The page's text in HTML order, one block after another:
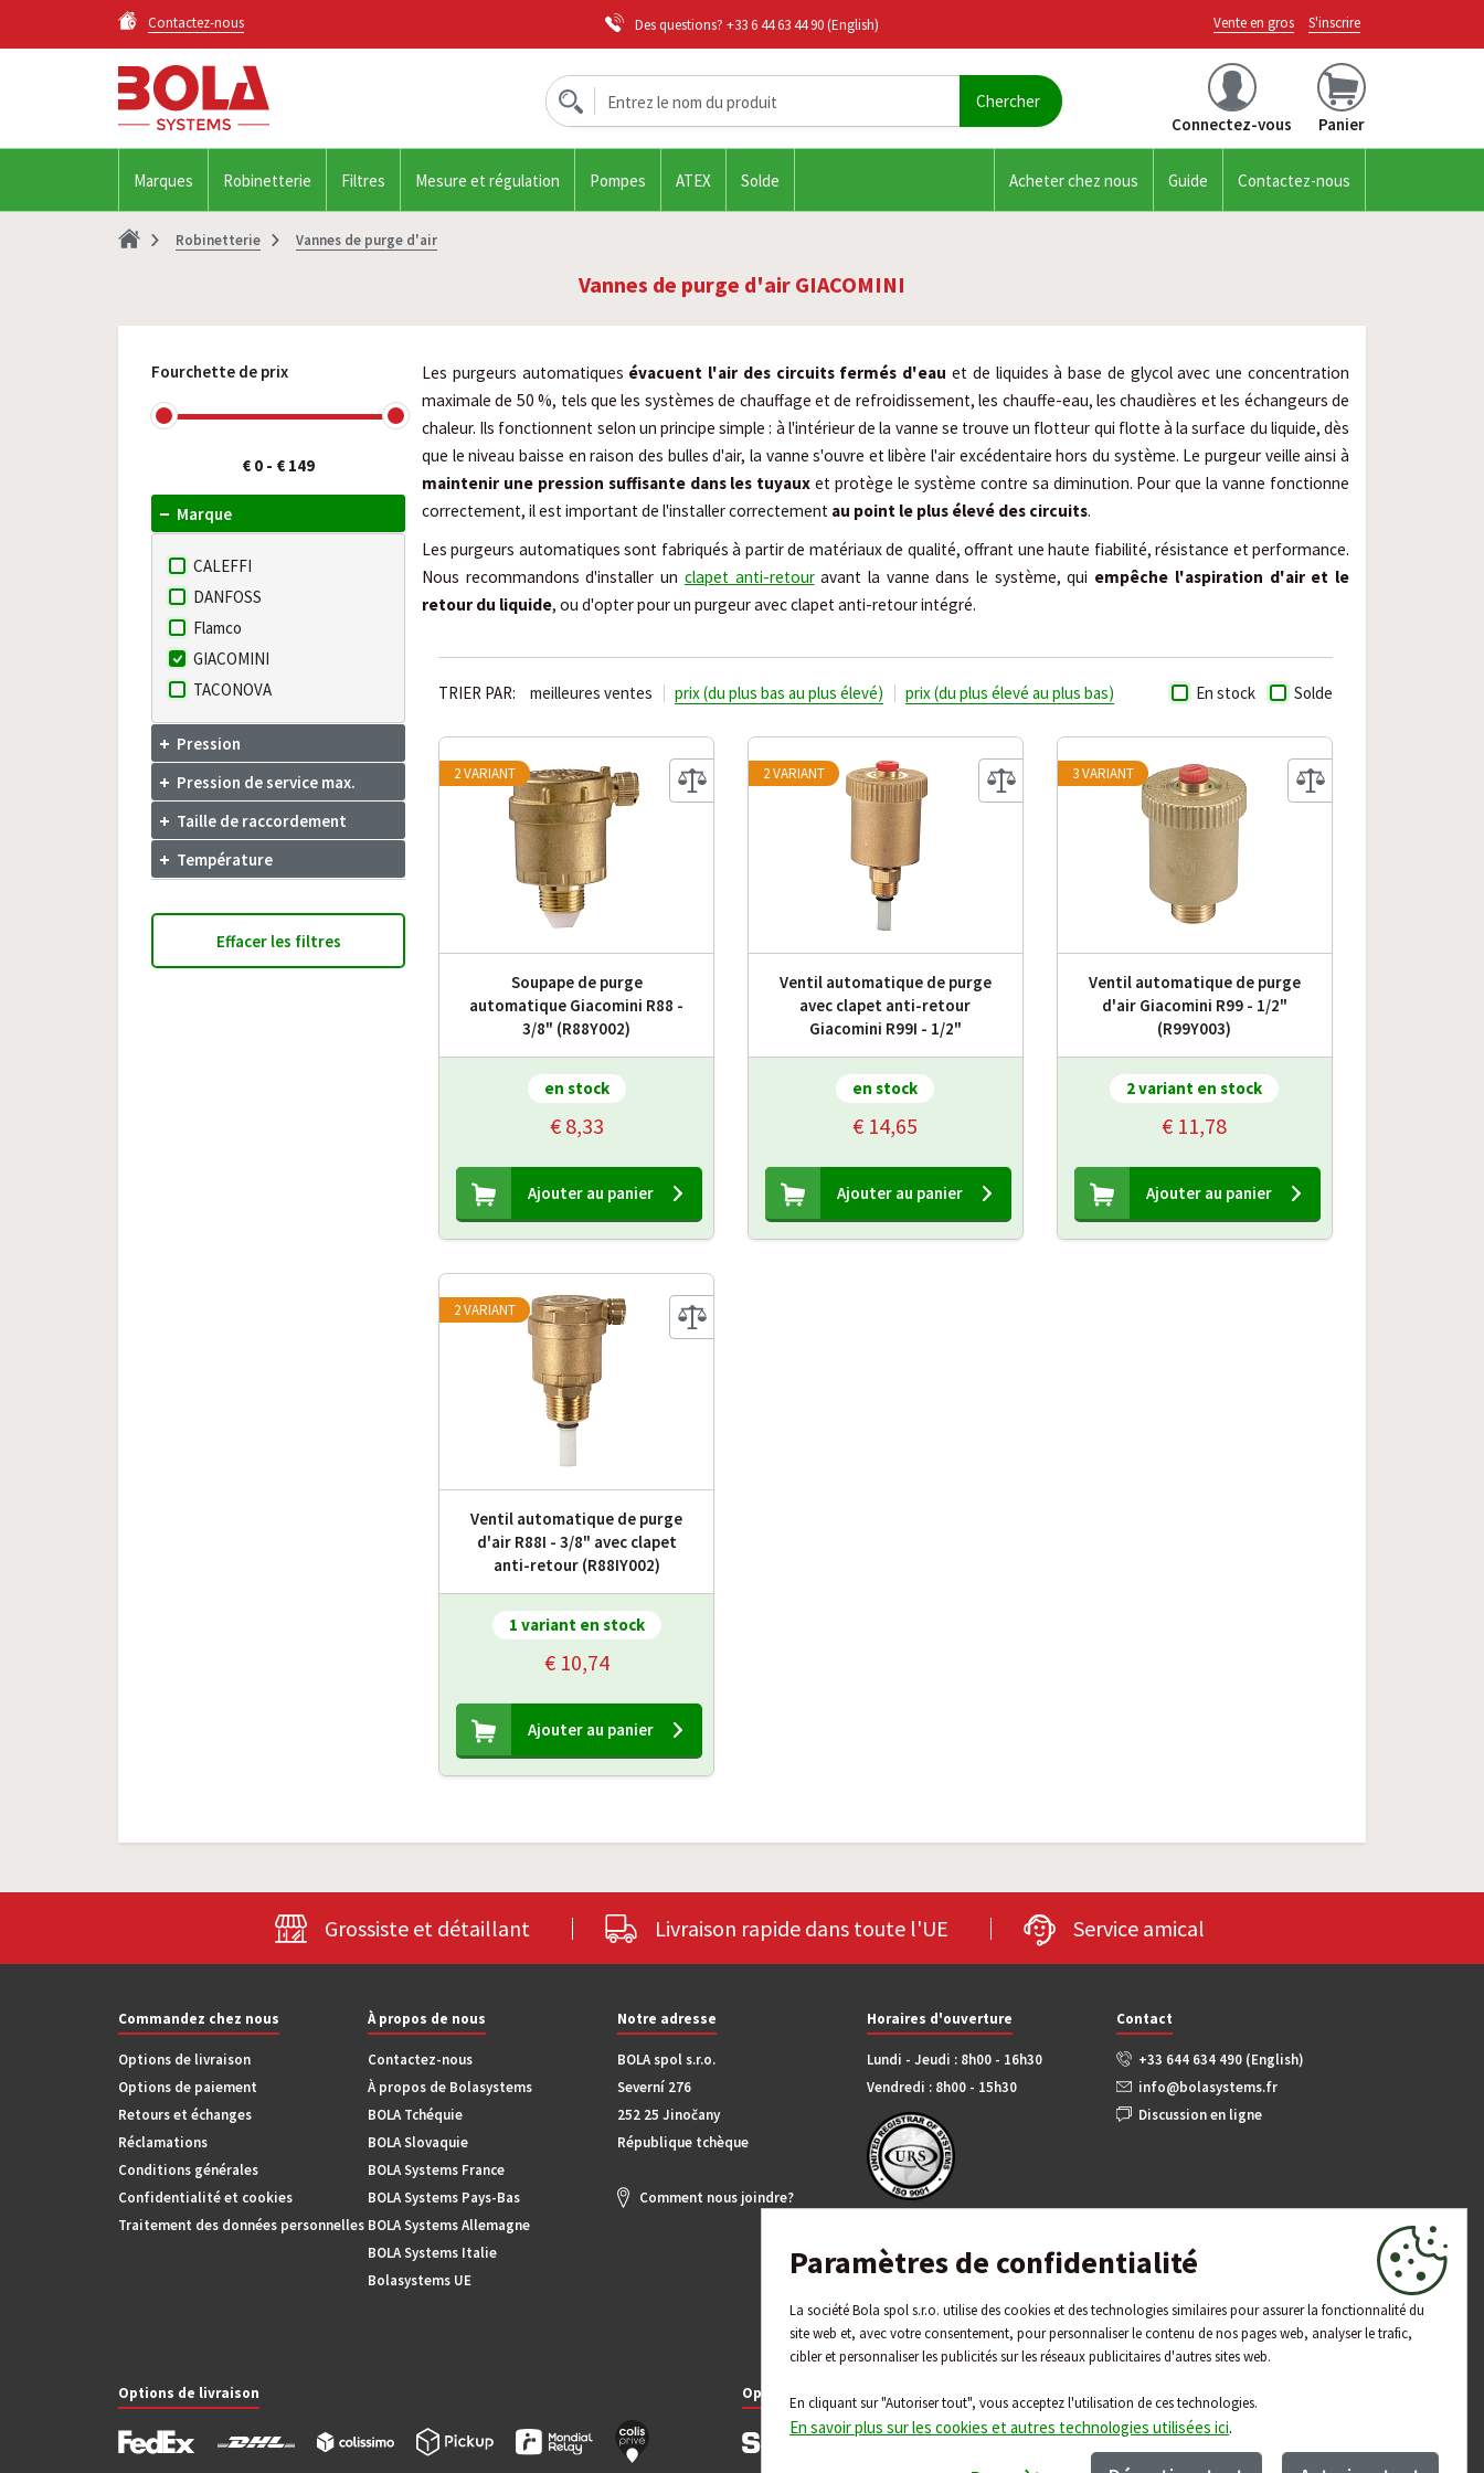
Paramètres de confidentialité
La société Bola spol s.r.o. utilise des cookies et des technologies similaires pour assurer la fonctionnalité du
site web et, avec votre consentement, pour personnaliser le contenu de nos pages web, analyser le trafic,
cibler et personnaliser les publicités sur les réseaux publicitaires d'autres sites web.
En cliquant sur "Autoriser tout", vous acceptez l'utilisation de ces technologies.
En savoir plus sur les cookies et autres technologies utilisées ici.
Contactez-nous Des questions? +33 6 44 63 44 90(English) Vente en gros S'inscrire
Connectez-vous Panier
Marques Robinetterie Filtres Mesure et régulation Pompes ATEX Solde Acheter chez nous Guide Contactez-nous
Robinetterie Vannes de purge d'air
Vannes de purge d'air GIACOMINI
Fourchette de prix
€ 0 - € 149
Marque
CALEFFI
DANFOSS
Flamco
GIACOMINI
TACONOVA
Pression
Pression de service max.
Taille de raccordement
Température
Effacer les filtres
Les purgeurs automatiques évacuent l'air des circuits fermés d'eau et de liquides à base de glycol avec une concentration
maximale de 50 %, tels que les systèmes de chauffage et de refroidissement, les chauffe-eau, les chaudières et les échangeurs de
chaleur. Ils fonctionnent selon un principe simple : à l'intérieur de la vanne se trouve un flotteur qui flotte à la surface du liquide, dès
que le niveau baisse en raison des bulles d'air, la vanne s'ouvre et libère l'air excédentaire hors du système. Le purgeur veille ainsi à
maintenir une pression suffisante dans les tuyaux et protège le système contre sa diminution. Pour que la vanne fonctionne
correctement, il est important de l'installer correctement au point le plus élevé des circuits.
Les purgeurs automatiques sont fabriqués à partir de matériaux de qualité, offrant une haute fiabilité, résistance et performance.
Nous recommandons d'installer un clapet anti-retouravant la vanne dans le système, qui empêche l'aspiration d'air et le
retour du liquide, ou d'opter pour un purgeur avec clapet anti-retour intégré.
En stock Solde
TRIER PAR: meilleures ventes prix (du plus bas au plus élevé) prix (du plus élevé au plus bas)
Soupape de purge
automatique Giacomini R88 -
3/8" (R88Y002)
en stock
€ 8,33
Ajouter au panier
2 VARIANT
Ventil automatique de purge
avec clapet anti-retour
Giacomini R99I - 1/2"
en stock
€ 14,65
Ajouter au panier
2 VARIANT
Ventil automatique de purge
d'air Giacomini R99 - 1/2"
(R99Y003)
2 variant en stock
€ 11,78
Ajouter au panier
3 VARIANT
Ventil automatique de purge
d'air R88I - 3/8" avec clapet
anti-retour (R88IY002)
1 variant en stock
€ 10,74
Ajouter au panier
2 VARIANT
Grossiste et détaillant Livraison rapide dans toute l'UE Service amical
Commandez chez nous
Options de livraison
Options de paiement
Retours et échanges
Réclamations
Conditions générales
Confidentialité et cookies
Traitement des données personnelles
À propos de nous
Contactez-nous
À propos de Bolasystems
BOLA Tchéquie
BOLA Slovaquie
BOLA Systems France
BOLA Systems Pays-Bas
BOLA Systems Allemagne
BOLA Systems Italie
Bolasystems UE
Notre adresse
BOLA spol s.r.o.
Severní 276
252 25 Jinočany
République tchèque
Comment nous joindre?
Horaires d'ouverture
Lundi - Jeudi : 8h00 - 16h30
Vendredi : 8h00 - 15h30
Contact
+33 644 634 490 (English)
info@bolasystems.fr
Discussion en ligne
Options de livraison Options de paiement